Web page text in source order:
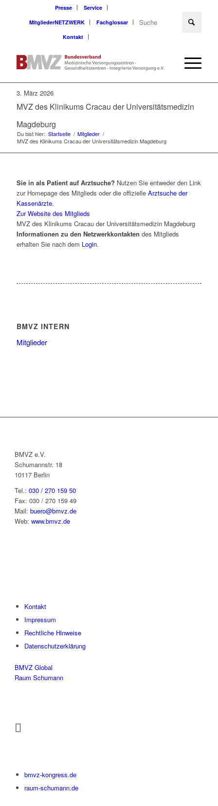
Presse
Service
MitgliederNETZWERK
Fachglossar
Kontakt
3. März 2026
MVZ des Klinikums Cracau der Universitätsmedizin
Magdeburg
Du bist hier: Startseite / Mitglieder /
MVZ des Klinikums Cracau der Universitätsmedizin Magdeburg
Sie in als Patient auf Arztsuche? Nutzen Sie entweder den Link
zur Homepage des Mitglieds oder die offizielle Arztsuche der
Kassenärzte.
Zur Website des Mitglieds
MVZ des Klinikums Cracau der Universitätsmedizin Magdeburg
Informationen zu den Netzwerkkontakten des Mitglieds
erhalten Sie nach dem Login.
BMVZ INTERN
Mitglieder
BMVZ e.V.
Schumannstr. 18
10117 Berlin
Tel.: 030 / 270 159 50
Fax: 030 / 270 159 49
Mail: buero@bmvz.de
Web: www.bmvz.de
Kontakt
Impressum
Rechtliche Hinweise
Datenschutzerklärung
BMVZ Global
Raum Schumann
bmvz-kongress.de
raum-schumann.de